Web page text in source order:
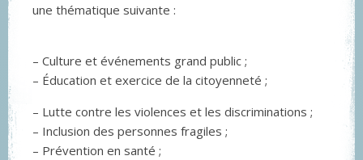
une thématique suivante :
– Culture et événements grand public ;
– Éducation et exercice de la citoyenneté ;
– Lutte contre les violences et les discriminations ;
– Inclusion des personnes fragiles ;
– Prévention en santé ;